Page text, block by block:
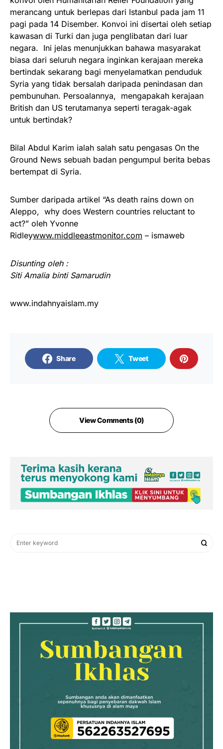
merancang untuk berlepas dari Istanbul pada jam 11
pagi pada 14 Disember. Konvoi ini disertai oleh setiap
kawasan di Turki dan juga penglibatan dari luar
negara. Ini jelas menunjukkan bahawa masyarakat
biasa dari seluruh negara inginkan kerajaan mereka
bertindak sekarang bagi menyelamatkan penduduk
Syria yang tidak bersalah daripada penindasan dan
pembunuhan. Persoalannya, mengapakah kerajaan
British dan US terutamanya seperti teragak-agak
untuk bertindak?
Bilal Abdul Karim ialah salah satu pengasas On the
Ground News sebuah badan pengumpul berita bebas
bertempat di Syria.
Sumber daripada artikel “As death rains down on
Aleppo, why does Western countries reluctant to
act?” oleh Yvonne
Ridleywww.middleeastmonitor.com – ismaweb
Disunting oleh :
Siti Amalia binti Samarudin
www.indahnyaislam.my
Share Tweet
View Comments (0)